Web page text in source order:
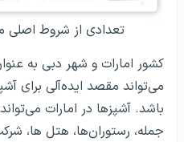
تعدادی از شروط اصلی
کشور امارات و شهر دبی به
می‌تواند مقصد ایده‌آلی برای
باشد. آشپزها در امارات
جمله، رستوران‌ها، هتل ها،